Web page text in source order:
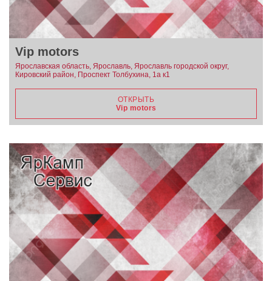
Vip motors
Ярославская область, Ярославль, Ярославль городской округ,
Кировский район, Проспект Толбухина, 1а к1
ОТКРЫТЬ
Vip motors